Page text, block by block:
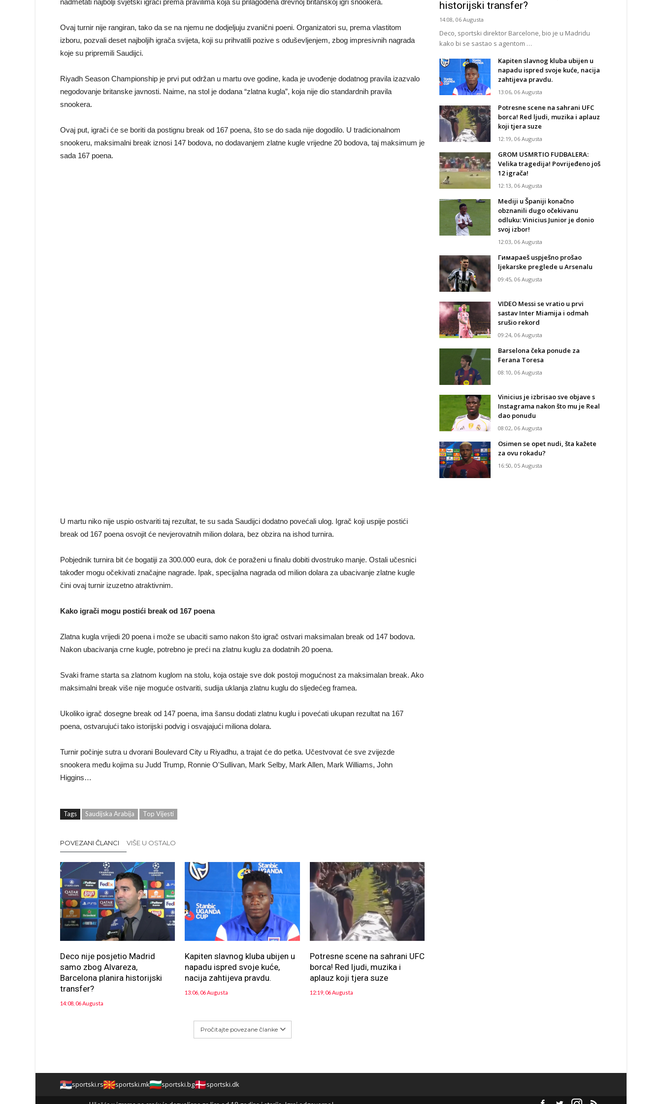
nadmetati najbolji svjetski igrači prema pravilima koja su prilagođena drevnoj britanskoj igri snookera.
Ovaj turnir nije rangiran, tako da se na njemu ne dodjeljuju zvanični poeni. Organizatori su, prema vlastitom
izboru, pozvali deset najboljih igrača svijeta, koji su prihvatili pozive s oduševljenjem, zbog impresivnih nagrada
koje su pripremili Saudijci.
Riyadh Season Championship je prvi put održan u martu ove godine, kada je uvođenje dodatnog pravila izazvalo
negodovanje britanske javnosti. Naime, na stol je dodana “zlatna kugla”, koja nije dio standardnih pravila
snookera.
Ovaj put, igrači će se boriti da postignu break od 167 poena, što se do sada nije dogodilo. U tradicionalnom
snookeru, maksimalni break iznosi 147 bodova, no dodavanjem zlatne kugle vrijedne 20 bodova, taj maksimum je
sada 167 poena.
U martu niko nije uspio ostvariti taj rezultat, te su sada Saudijci dodatno povećali ulog. Igrač koji uspije postići
break od 167 poena osvojit će nevjerovatnih milion dolara, bez obzira na ishod turnira.
Pobjednik turnira bit će bogatiji za 300.000 eura, dok će poraženi u finalu dobiti dvostruko manje. Ostali učesnici
također mogu očekivati značajne nagrade. Ipak, specijalna nagrada od milion dolara za ubacivanje zlatne kugle
čini ovaj turnir izuzetno atraktivnim.
Kako igrači mogu postići break od 167 poena
Zlatna kugla vrijedi 20 poena i može se ubaciti samo nakon što igrač ostvari maksimalan break od 147 bodova.
Nakon ubacivanja crne kugle, potrebno je preći na zlatnu kuglu za dodatnih 20 poena.
Svaki frame starta sa zlatnom kuglom na stolu, koja ostaje sve dok postoji mogućnost za maksimalan break. Ako
maksimalni break više nije moguće ostvariti, sudija uklanja zlatnu kuglu do sljedećeg framea.
Ukoliko igrač dosegne break od 147 poena, ima šansu dodati zlatnu kuglu i povećati ukupan rezultat na 167
poena, ostvarujući tako istorijski podvig i osvajajući miliona dolara.
Turnir počinje sutra u dvorani Boulevard City u Riyadhu, a trajat će do petka. Učestvovat će sve zvijezde
snookera među kojima su Judd Trump, Ronnie O'Sullivan, Mark Selby, Mark Allen, Mark Williams, John
Higgins…
Tags Saudijska Arabija Top Vijesti
POVEZANI ČLANCI VIŠE U OSTALO
Deco nije posjetio Madrid
samo zbog Alvareza,
Barcelona planira historijski
transfer?
14:08, 06 Augusta
Kapiten slavnog kluba ubijen u
napadu ispred svoje kuće,
nacija zahtijeva pravdu.
13:06, 06 Augusta
Potresne scene na sahrani UFC
borca! Red ljudi, muzika i
aplauz koji tjera suze
12:19, 06 Augusta
Pročitajte povezane članke
historijski transfer?
14:08, 06 Augusta
Deco, sportski direktor Barcelone, bio je u Madridu
kako bi se sastao s agentom …
Kapiten slavnog kluba ubijen u
napadu ispred svoje kuće, nacija
zahtijeva pravdu.
13:06, 06 Augusta
Potresne scene na sahrani UFC
borca! Red ljudi, muzika i aplauz
koji tjera suze
12:19, 06 Augusta
GROM USMRTIO FUDBALERA:
Velika tragedija! Povrijeđeno još
12 igrača!
12:13, 06 Augusta
Mediji u Španiji konačno
obznanili dugo očekivanu
odluku: Vinicius Junior je donio
svoj izbor!
12:03, 06 Augusta
Гимараeš uspješno prošao
ljekarske preglede u Arsenalu
09:45, 06 Augusta
VIDEO Messi se vratio u prvi
sastav Inter Miamija i odmah
srušio rekord
09:24, 06 Augusta
Barselona čeka ponude za
Ferana Toresa
08:10, 06 Augusta
Vinicius je izbrisao sve objave s
Instagrama nakon što mu je Real
dao ponudu
08:02, 06 Augusta
Osimen se opet nudi, šta kažete
za ovu rokadu?
16:50, 05 Augusta
sportski.rs sportski.mk sportski.bg sportski.dk